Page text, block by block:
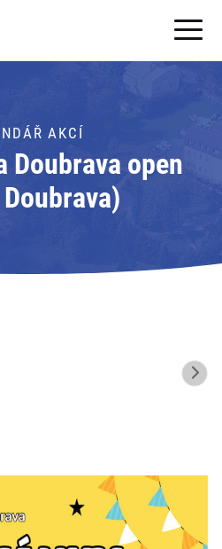
ÚŘAD
OBČANY
ke stažení
TURISTY
AKCÍ
Doubrava open
Doubrava)